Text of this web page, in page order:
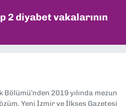
2 diyabet vakalarının
2019 yılında mezun
Yeni İzmir ve İlkses Gazetesi